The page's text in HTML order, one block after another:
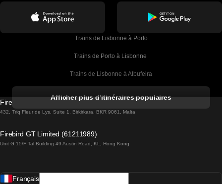
Trains de Lisbonne à Porto
Trains de Porto à Lisbonne
Trains de Lisbonne à Albufeira
Trains de Lisbonne à Lagos
Trains de Lisbonne à Madrid
Afficher plus d'itinéraires populaires
Firebird GT Limited (OC 1451)
432, Triq Fleur de Lys, Suite 1, Birkirkara, BKR 9061, Malta
Firebird GT Limited (61211989)
Unit G 15/F Tal Building 49 Austin Road, KL, Hong Kong
Français